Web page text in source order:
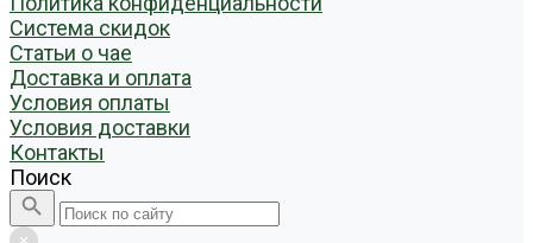
Система скидок
Статьи о чае
Доставка и оплата
Условия оплаты
Условия доставки
Контакты
Поиск